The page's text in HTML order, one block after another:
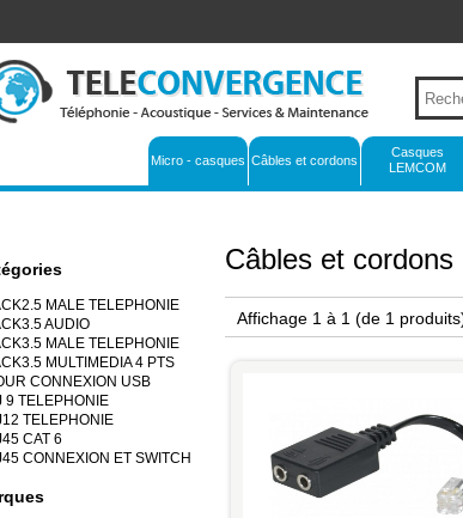
Micro - casques Câbles et cordons
Casques
LEMCOM
MALE TELEPHONIE
AUDIO
MALE TELEPHONIE
MULTIMEDIA 4 PTS
CONNEXION USB
9 TELEPHONIE
TELEPHONIE
CAT 6
CONNEXION ET SWITCH
Câbles et cordons
Affichage 1 à 1 (de 1